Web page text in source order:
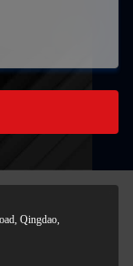
Qingdao,